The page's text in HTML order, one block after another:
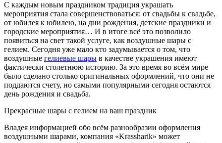
С каждым новым праздником традиция украшать
мероприятия стала совершенствоваться: от свадьбы к свадьбе,
от юбилея к юбилею, на дни рождения, детские праздники и
городские мероприятия… И в итоге всё это позволило
появиться на свет такой услуге, как воздушные шары с
гелием. Сегодня уже мало кто задумывается о том, что
воздушные гелиевые шары в качестве украшения имеют
фактически столетнюю историю. За это время во всём мире
было сделано столько оригинальных оформлений, что они не
поддаются счету, но самыми популярными сегодня остаются
день рождения и свадьба.
Прекрасные шары с гелием на ваш праздник
Владея информацией обо всём разнообразии оформления
воздушными шарами, компания «Krassharik» может